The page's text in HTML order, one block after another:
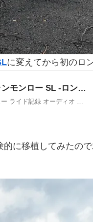
に変えてから初のロ
に移植してみたの